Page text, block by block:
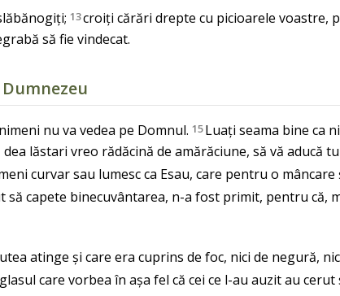
13croiți cărări drepte cu picioarele voastre,
să fie vindecat.
nu va vedea pe Domnul. 15Luați seama bine ca
lăstari vreo rădăcină de amărăciune, să vă aducă
curvar sau lumesc ca Esau, care pentru o
să capete binecuvântarea, n-a fost primit, pentru că,
atinge și care era cuprins de foc, nici de negură,
care vorbea în așa fel că cei ce l-au auzit au cerut